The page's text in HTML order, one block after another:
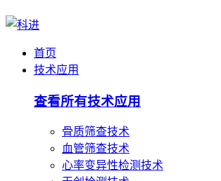
首页
技术应用
查看所有技术应用
骨质筛查技术
血管筛查技术
心率变异性检测技术